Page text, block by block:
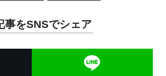
事をSNSでシェア